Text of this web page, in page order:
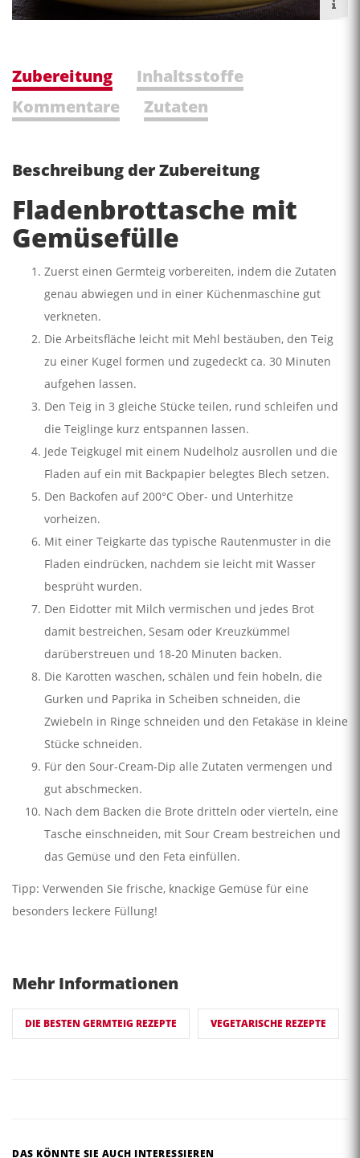
Zubereitung
Inhaltsstoffe
Kommentare
Zutaten
Beschreibung der Zubereitung
Fladenbrottasche mit
Gemüsefülle
Zuerst einen Germteig vorbereiten, indem die Zutaten
genau abwiegen und in einer Küchenmaschine gut
verkneten.
Die Arbeitsfläche leicht mit Mehl bestäuben, den Teig
zu einer Kugel formen und zugedeckt ca. 30 Minuten
aufgehen lassen.
Den Teig in 3 gleiche Stücke teilen, rund schleifen und
die Teiglinge kurz entspannen lassen.
Jede Teigkugel mit einem Nudelholz ausrollen und die
Fladen auf ein mit Backpapier belegtes Blech setzen.
Den Backofen auf 200°C Ober- und Unterhitze
vorheizen.
Mit einer Teigkarte das typische Rautenmuster in die
Fladen eindrücken, nachdem sie leicht mit Wasser
besprüht wurden.
Den Eidotter mit Milch vermischen und jedes Brot
damit bestreichen, Sesam oder Kreuzkümmel
darüberstreuen und 18-20 Minuten backen.
Die Karotten waschen, schälen und fein hobeln, die
Gurken und Paprika in Scheiben schneiden, die
Zwiebeln in Ringe schneiden und den Fetakäse in kleine
Stücke schneiden.
Für den Sour-Cream-Dip alle Zutaten vermengen und
gut abschmecken.
Nach dem Backen die Brote dritteln oder vierteln, eine
Tasche einschneiden, mit Sour Cream bestreichen und
das Gemüse und den Feta einfüllen.
Tipp: Verwenden Sie frische, knackige Gemüse für eine
besonders leckere Füllung!
Mehr Informationen
DIE BESTEN GERMTEIG REZEPTE VEGETARISCHE REZEPTE
DAS KÖNNTE SIE AUCH INTERESSIEREN